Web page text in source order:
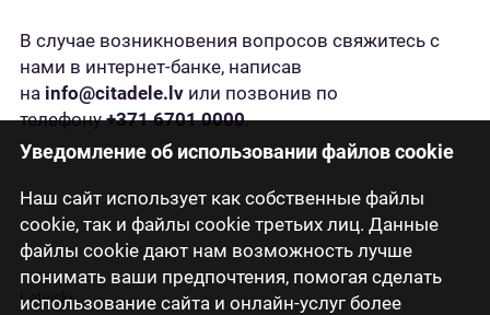
Уведомление об использовании файлов cookie
Наш сайт использует как собственные файлы
cookie, так и файлы cookie третьих лиц. Данные
файлы cookie дают нам возможность лучше
понимать ваши предпочтения, помогая сделать
использование сайта и онлайн-услуг более
В случае возникновения вопросов свяжитесь с
нами в интернет-банке, написав
на info@citadele.lv или позвонив по
телефону+371 6701 0000.
Latviski